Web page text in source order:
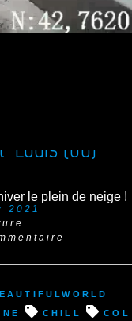
Louis (66)
2021
le plein de neige !
chill
col